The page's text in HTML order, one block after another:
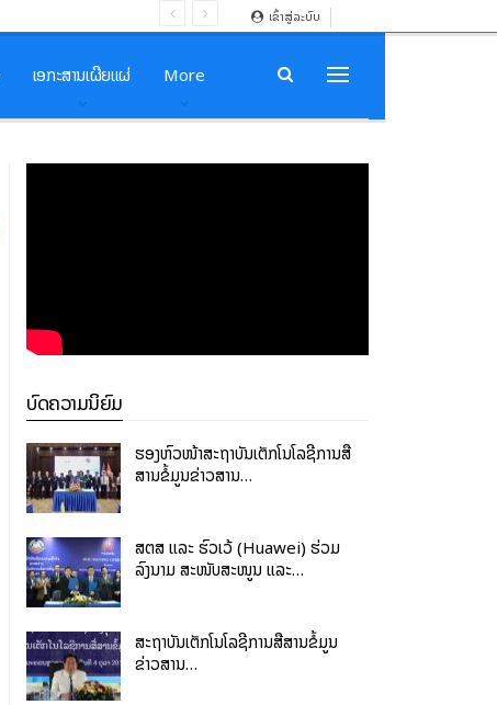
ເຂົ້າສູ່ລະບົບ
ເອກະສານເຜີຍແຜ່ More
ບົດຄວາມນິຍົມ
ຮອງຫົວໜ້າສະຖາບັນເຕັກໂນໂລຊີການສື່
ສານຂໍ້ມູນຂ່າວສານ…
ສຕສ ແລະ ຮົວເວ້ (Huawei) ຮ່ວມ
ລົງນາມ ສະໜັບສະໜູນ ແລະ…
ສະຖາບັນເຕັກໂນໂລຊີການສື່ສານຂໍ້ມູນ
ຂ່າວສານ…